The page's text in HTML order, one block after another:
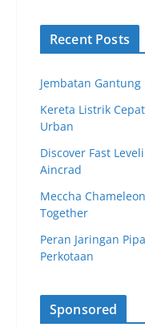
Recent Posts
Jembatan
Kereta Listrik
Urban
Discover Fast
Aincrad
Meccha
Together
Peran Jaringan
Perkotaan
Sponsored